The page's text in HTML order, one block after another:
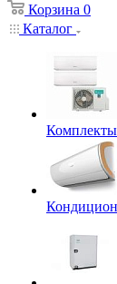
Корзина 0
Каталог